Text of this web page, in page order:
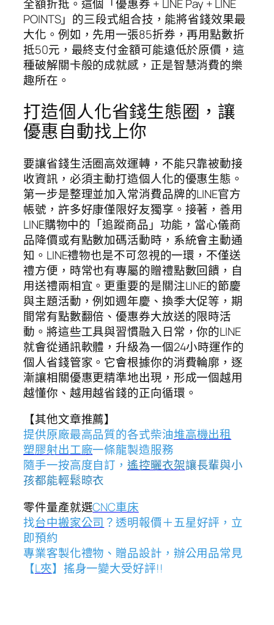
全額折抵。這個「優惠券 + LINE Pay + LINE
POINTS」的三段式組合技，能將省錢效果最
大化。例如，先用一張85折券，再用點數折
抵50元，最終支付金額可能遠低於原價，這
種破解關卡般的成就感，正是智慧消費的樂
趣所在。
打造個人化省錢生態圈，讓
優惠自動找上你
要讓省錢生活圈高效運轉，不能只靠被動接
收資訊，必須主動打造個人化的優惠生態。
第一步是整理並加入常消費品牌的LINE官方
帳號，許多好康僅限好友獨享。接著，善用
LINE購物中的「追蹤商品」功能，當心儀商
品降價或有點數加碼活動時，系統會主動通
知。LINE禮物也是不可忽視的一環，不僅送
禮方便，時常也有專屬的贈禮點數回饋，自
用送禮兩相宜。更重要的是關注LINE的節慶
與主題活動，例如週年慶、換季大促等，期
間常有點數翻倍、優惠券大放送的限時活
動。將這些工具與習慣融入日常，你的LINE
就會從通訊軟體，升級為一個24小時運作的
個人省錢管家。它會根據你的消費輪廓，逐
漸讓相關優惠更精準地出現，形成一個越用
越懂你、越用越省錢的正向循環。
【其他文章推薦】
提供原廠最高品質的各式柴油堆高機出租
塑膠射出工廠一條龍製造服務
隨手一按高度自訂，遙控曬衣架讓長輩與小
孩都能輕鬆晾衣
零件量產就選CNC車床
找台中搬家公司 ？透明報價＋五星好評，立
即預約
專業客製化禮物、贈品設計，辦公用品常見
【L夾】搖身一變大受好評!!